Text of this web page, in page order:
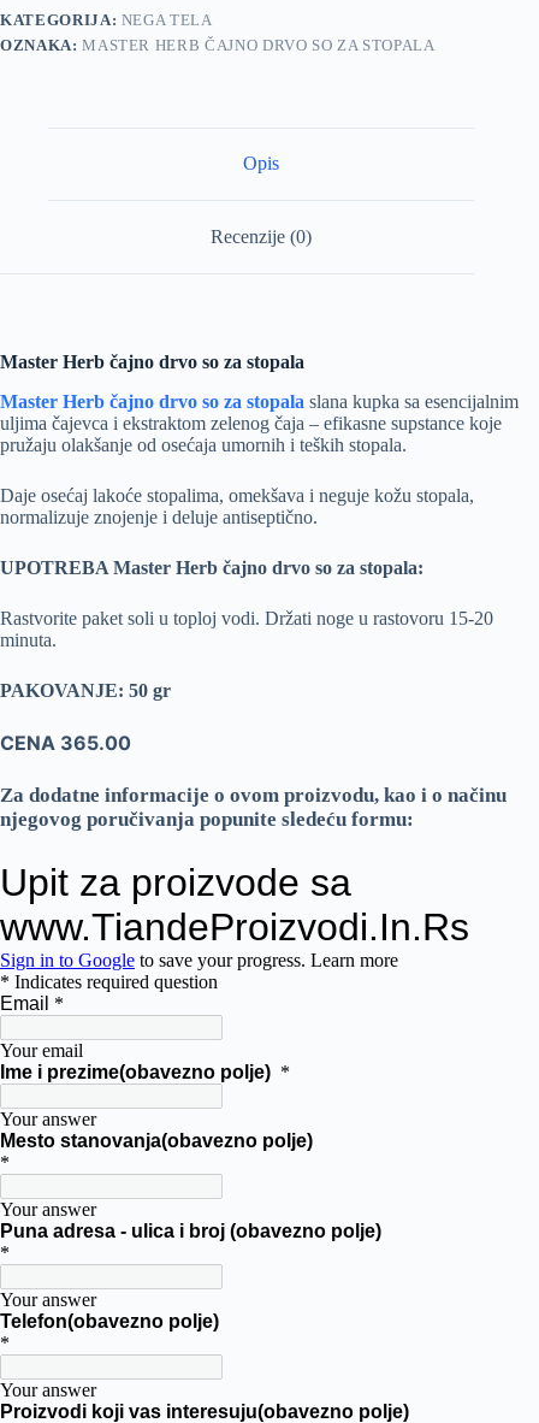
količina
KATEGORIJA: NEGA TELA
OZNAKA:MASTER HERB ČAJNO DRVO SO ZA STOPALA
Opis
Recenzije (0)
Master Herb čajno drvo so za stopala
Master Herb čajno drvo so za stopala slana kupka sa esencijalnim
uljima čajevca i ekstraktom zelenog čaja – efikasne supstance koje
pružaju olakšanje od osećaja umornih i teških stopala.
Daje osećaj lakoće stopalima, omekšava i neguje kožu stopala,
normalizuje znojenje i deluje antiseptično.
UPOTREBA Master Herb čajno drvo so za stopala:
Rastvorite paket soli u toploj vodi. Držati noge u rastovoru 15-20
minuta.
PAKOVANJE: 50 gr
CENA 365.00
Za dodatne informacije o ovom proizvodu, kao i o načinu
njegovog poručivanja popunite sledeću formu: